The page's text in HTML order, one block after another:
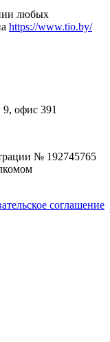
любых
https://www.tio.by/
офис 391
№ 192745765
соглашение